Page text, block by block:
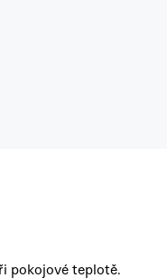
pokojové teplotě.